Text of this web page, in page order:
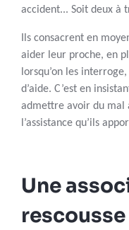
accident... Soit deux à
Ils consacrent en
aider leur proche, en
lorsqu’on les
d’aide. C’est en
admettre avoir du mal
l’assistance qu’ils
Une